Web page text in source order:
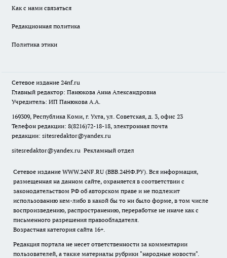
Как с нами связаться
Редакционная политика
Политика этики
Сетевое издание 24nf.ru
Главный редактор: Панюкова Анна Александровна
Учредитель: ИП Панюкова А.А.
169309, Республика Коми, г. Ухта, ул. Советская, д. 3, офис 23
Телефон редакции: 8(8216)72-18-18, электронная почта
редакции: sitesredaktor@yandex.ru
sitesredaktor@yandex.ru Рекламный отдел
Сетевое издание WWW.24NF.RU (ВВВ.24НФ.РУ). Вся информация,
размещенная на данном сайте, охраняется в соответствии с
законодательством РФ об авторском праве и не подлежит
использованию кем-либо в какой бы то ни было форме, в том числе
воспроизведению, распространению, переработке не иначе как с
письменного разрешения правообладателя.
Возрастная категория сайта 16+.
Редакция портала не несет ответственности за комментарии
пользователей, а также материалы рубрики "народные новости".